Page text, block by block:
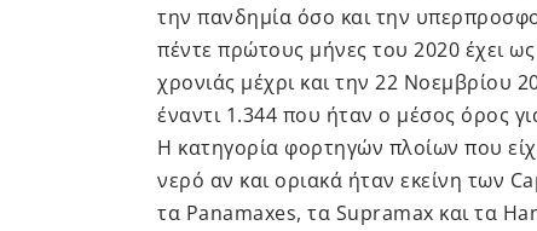
την πανδημία όσο και την
πέντε πρώτους μήνες του 2020 έχει
χρονιάς μέχρι και την 22 Νοεμβρίου
έναντι 1.344 που ήταν ο μέσος όρος
Η κατηγορία φορτηγών πλοίων που
νερό αν και οριακά ήταν εκείνη των
τα Panamaxes, τα Supramax και τα